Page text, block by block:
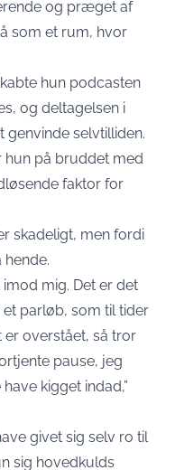
og præget af
som et rum, hvor
hun podcasten
og deltagelsen i
genvinde selvtilliden.
hun på bruddet med
faktor for
skadeligt, men fordi
mig. Det er det
parløb, som til tider
er overstået, så tror
pause, jeg
kigget indad,”
givet sig selv ro til
sig hovedkulds